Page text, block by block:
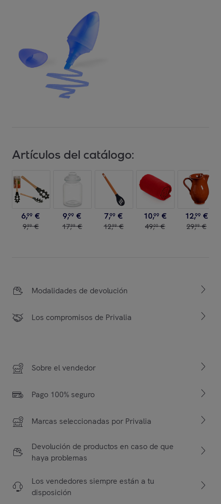
Artículos del catálogo:
6,99 €
9,99 €
9,99 €
17,99 €
7,99 €
12,99 €
10,99 €
49,00 €
12,99 €
29,99 €
Modalidades de devolución
Los compromisos de Privalia
Sobre el vendedor
Pago 100% seguro
Marcas seleccionadas por Privalia
Devolución de productos en caso de que
haya problemas
Los vendedores siempre están a tu
disposición